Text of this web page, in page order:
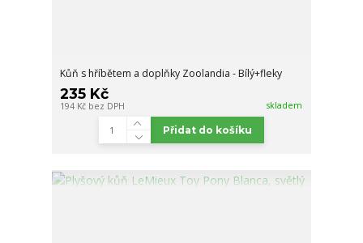
Kůň s hříbětem a doplňky Zoolandia - Bílý+fleky
235 Kč
194 Kč bez DPH skladem
Přidat do košíku